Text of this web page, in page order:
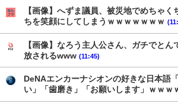
【画像】へずま議員、被災地でめちゃく
ちを笑顔にしてしまうｗｗｗｗｗｗｗ
【画像】なろう主人公さん、ガチでとん
放されるwww (11:45)
DeNAエンカーナシオンの好きな日本語
い」「歯磨き」「お願いします」ｗｗｗ